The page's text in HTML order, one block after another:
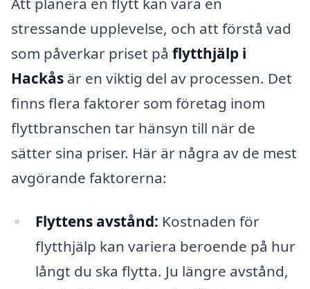
stressande upplevelse, och att förstå vad
som påverkar priset på flytthjälp i
Hackås är en viktig del av processen. Det
finns flera faktorer som företag inom
flyttbranschen tar hänsyn till när de
sätter sina priser. Här är några av de mest
avgörande faktorerna:
Flyttens avstånd: Kostnaden för
flytthjälp kan variera beroende på hur
långt du ska flytta. Ju längre avstånd,